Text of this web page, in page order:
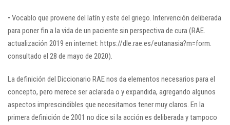
• Vocablo que proviene del latín y este del griego. Intervención deliberada
para poner fin a la vida de un paciente sin perspectiva de cura (RAE.
actualización 2019 en internet: https://dle.rae.es/eutanasia?m=form.
consultado el 28 de mayo de 2020).
La definición del Diccionario RAE nos da elementos necesarios para el
concepto, pero merece ser aclarada o y expandida, agregando algunos
aspectos imprescindibles que necesitamos tener muy claros. En la
primera definición de 2001 no dice si la acción es deliberada y tampoco